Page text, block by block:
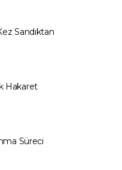
Sandıktan
Hakaret
Süreci